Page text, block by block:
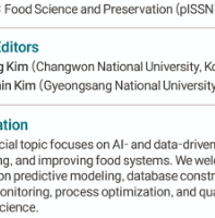
o
utensils on
metals
Seul Park
Yoon1,Gyung-
a day.